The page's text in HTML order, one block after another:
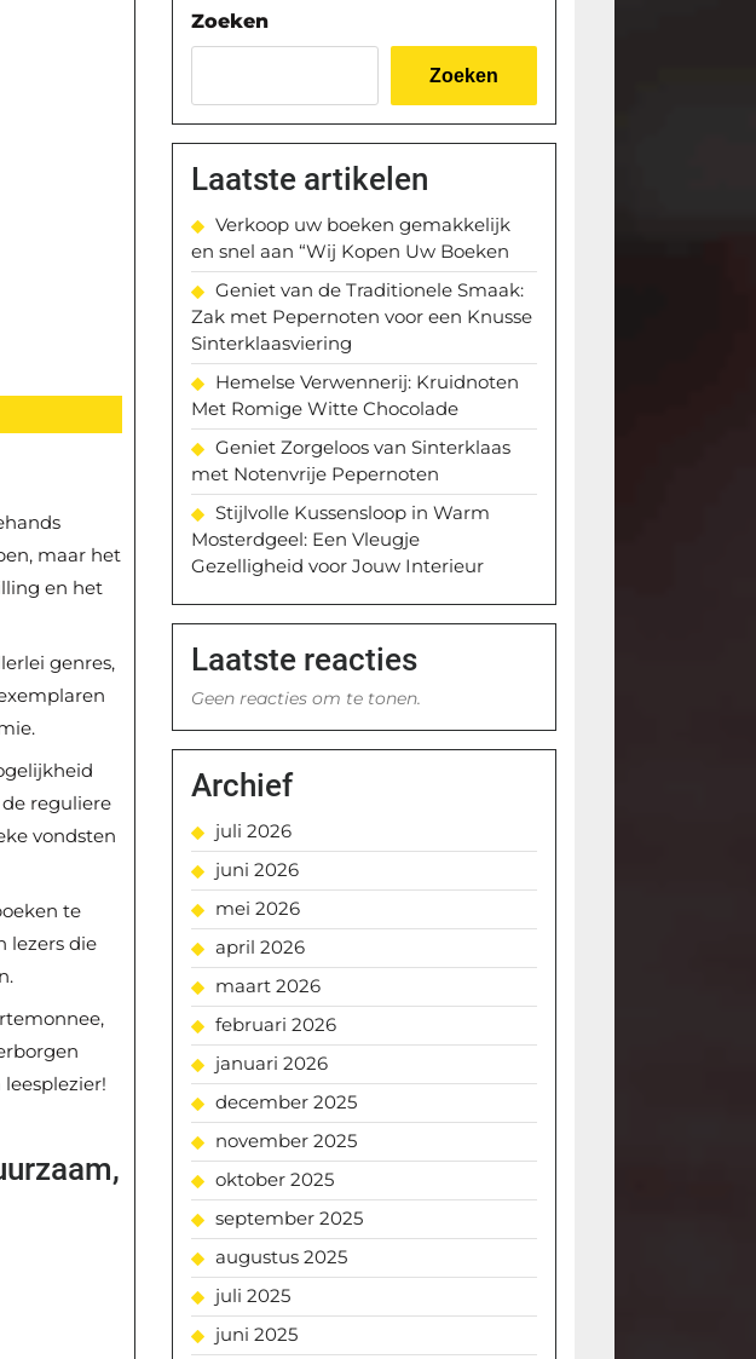
maar het
en het
genres,
reguliere
vondsten
te
lezers die
Zoeken
Zoeken
Laatste artikelen
Verkoop uw boeken gemakkelijk
en snel aan “Wij Kopen Uw Boeken
Geniet van de Traditionele Smaak:
Zak met Pepernoten voor een Knusse
Sinterklaasviering
Hemelse Verwennerij: Kruidnoten
Met Romige Witte Chocolade
Geniet Zorgeloos van Sinterklaas
met Notenvrije Pepernoten
Stijlvolle Kussensloop in Warm
Mosterdgeel: Een Vleugje
Gezelligheid voor Jouw Interieur
Laatste reacties
Geen reacties om te tonen.
Archief
juli 2026
juni 2026
mei 2026
april 2026
maart 2026
februari 2026
januari 2026
december 2025
november 2025
oktober 2025
september 2025
augustus 2025
juli 2025
juni 2025